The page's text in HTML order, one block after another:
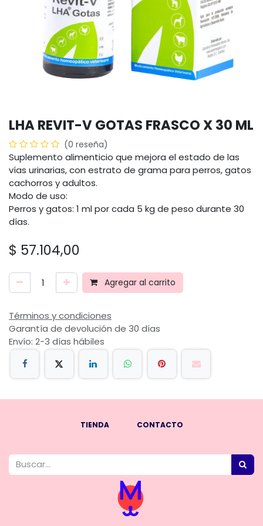
LHA REVIT-V GOTAS FRASCO X 30 ML
(0 reseña)
Suplemento alimenticio que mejora el estado de las
vías urinarias, con estrato de grama para perros, gatos
cachorros y adultos.
Modo de uso:
Perros y gatos: 1 ml por cada 5 kg de peso durante 30
días.
$ 57.104,00
Agregar al carrito
Términos y condiciones
Garantía de devolución de 30 días
Envío: 2-3 días hábiles
TIENDA CONTACTO